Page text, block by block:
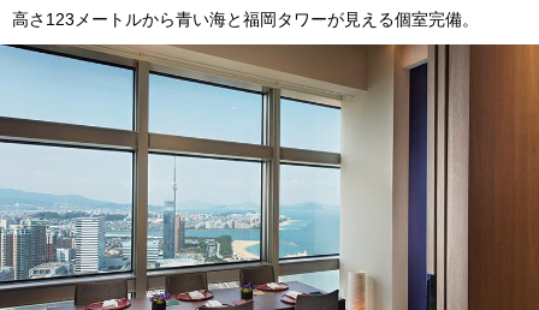
高さ123メートルから青い海と福岡タワーが見える個室完備。